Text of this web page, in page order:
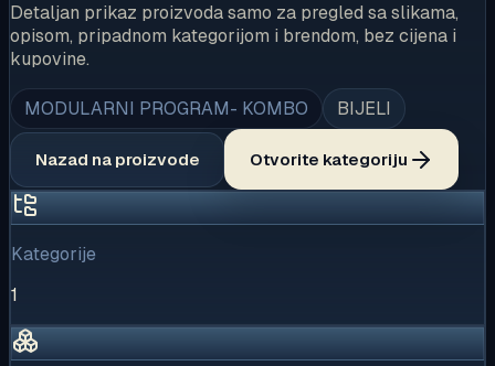
Detaljan prikaz proizvoda samo za pregled sa slikama,
opisom, pripadnom kategorijom i brendom, bez cijena i
kupovine.
MODULARNI PROGRAM- KOMBO BIJELI
Nazad na proizvode Otvorite kategoriju
Kategorije
1